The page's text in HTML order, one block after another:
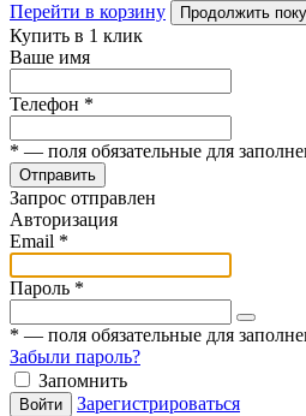
Перейти в корзину
Продолжить
Купить в 1 клик
Ваше имя
Телефон *
* — поля обязательные для
Отправить
Запрос отправлен
Авторизация
Email *
Пароль *
* — поля обязательные для
Забыли пароль?
Запомнить
Войти
Зарегистрироваться